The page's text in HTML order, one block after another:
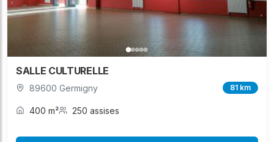
SALLE CULTURELLE
89600 Germigny 81 km
400 m² 250 assises